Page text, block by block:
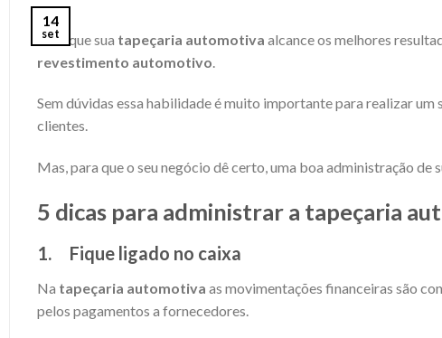
14
set
Para que sua tapeçaria automotiva alcance os melhores
revestimento automotivo
Sem dúvidas essa habilidade é muito importante para realizar um
clientes.
Mas, para que o seu negócio dê certo, uma boa administração de
5 dicas para administrar a tapeçaria
1. Fique ligado no caixa
Na tapeçaria automotiva as movimentações financeiras são
pelos pagamentos a fornecedores.